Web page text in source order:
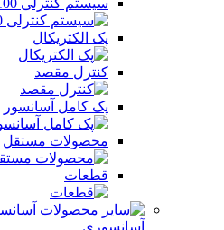
سیستم کنترلی LC100
پک الکتریکال
کنترل مقصد
پک کامل آسانسور
محصولات مستقل
قطعات
آسانسوری